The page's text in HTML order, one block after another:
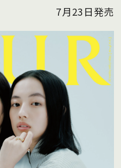
7月23日発売